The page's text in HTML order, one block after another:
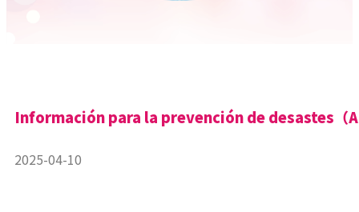
Información para la prevención de desastes（
2025-04-10